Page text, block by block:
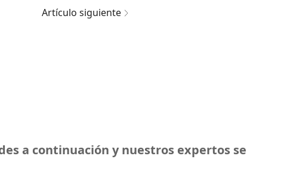
Artículo siguiente
a continuación y nuestros expertos se